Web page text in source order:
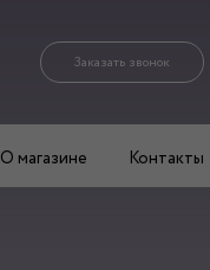
Заказать звонок
О магазине Контакты